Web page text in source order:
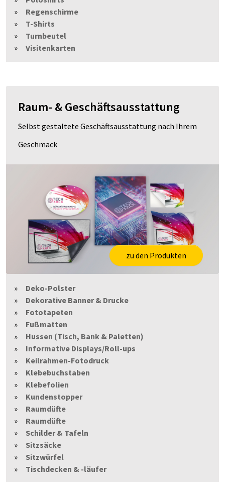
Regenschirme
T-Shirts
Turnbeutel
Visitenkarten
Raum- & Geschäftsausstattung
Selbst gestaltete Geschäftsausstattung nach Ihrem
Geschmack
zu den Produkten
Deko-Polster
Dekorative Banner & Drucke
Fototapeten
Fußmatten
Hussen (Tisch, Bank & Paletten)
Informative Displays/Roll-ups
Keilrahmen-Fotodruck
Klebebuchstaben
Klebefolien
Kundenstopper
Raumdüfte
Raumdüfte
Schilder & Tafeln
Sitzsäcke
Sitzwürfel
Tischdecken & -läufer